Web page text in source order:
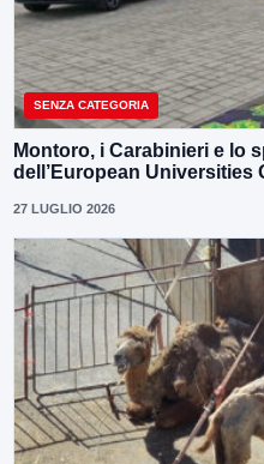
SENZA CATEGORIA
Montoro, i Carabinieri e lo
dell’European Universities
27 LUGLIO 2026